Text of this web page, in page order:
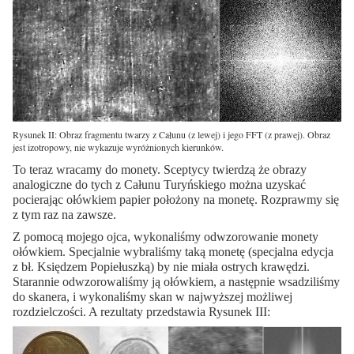
Rysunek II: Obraz fragmentu twarzy z Całunu (z lewej) i jego FFT (z prawej). Obraz
jest izotropowy, nie wykazuje wyróżnionych kierunków.
To teraz wracamy do monety. Sceptycy twierdzą że obrazy
analogiczne do tych z Całunu Turyńskiego można uzyskać
pocierając ołówkiem papier położony na monetę. Rozprawmy się
z tym raz na zawsze.
Z pomocą mojego ojca, wykonaliśmy odwzorowanie monety
ołówkiem. Specjalnie wybraliśmy taką monetę (specjalna edycja
z bł. Księdzem Popiełuszką) by nie miała ostrych krawędzi.
Starannie odwzorowaliśmy ją ołówkiem, a następnie wsadziliśmy
do skanera, i wykonaliśmy skan w najwyższej możliwej
rozdzielczości. A rezultaty przedstawia Rysunek III: